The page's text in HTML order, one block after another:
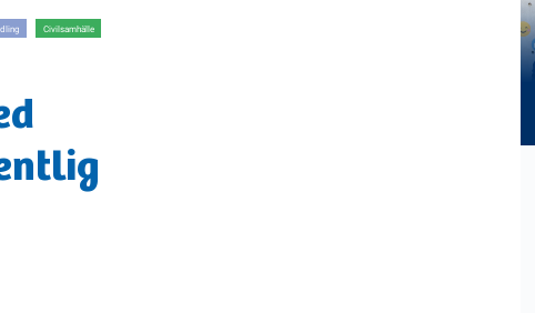
Civilsamhälle